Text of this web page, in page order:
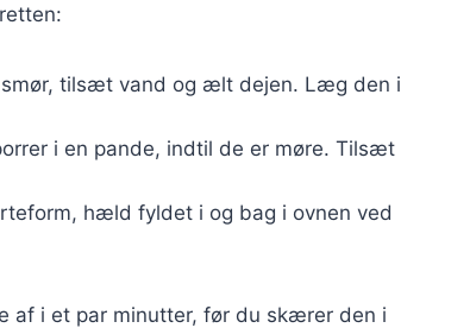
smør, tilsæt vand og ælt dejen. Læg den i
i en pande, indtil de er møre. Tilsæt
hæld fyldet i og bag i ovnen ved
i et par minutter, før du skærer den i